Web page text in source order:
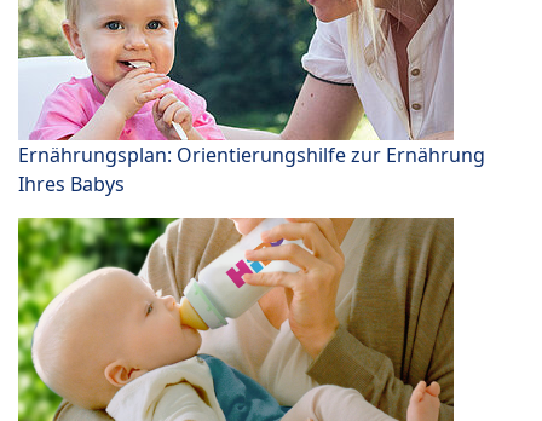
Ernährungsplan: Orientierungshilfe zur Ernährung
Ihres Babys